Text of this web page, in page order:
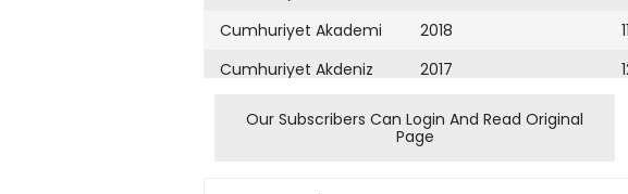
Cumhuriyet Akademi
Cumhuriyet Akdeniz
Cumhuriyet Alışveriş
2018
2017
2016
2015
11
Our Subscribers Can Login And Read Original
Page